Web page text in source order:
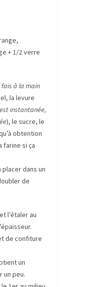
+ 1/2 verre
fais à la main
la levure
instantanée,
), le sucre, le
obtention
farine si ça
dans un
de
l’étaler au
de confiture
un
un peu.